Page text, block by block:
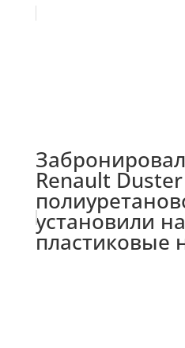
Renault Duster
установили
пластиковые